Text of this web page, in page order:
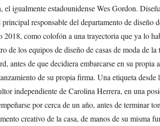
el igualmente estadounidense Wes Gordon.
responsable del departamento de diseño
2018, como colofón a una trayectoria que ya lo
de los equipos de diseño de casas de moda de la
antes de que decidiera embarcarse en su propia
de su propia firma. Una etiqueta desde
independiente de Carolina Herrera, en una
por cerca de un año, antes de terminar
creativo de la casa, de manos de su misma